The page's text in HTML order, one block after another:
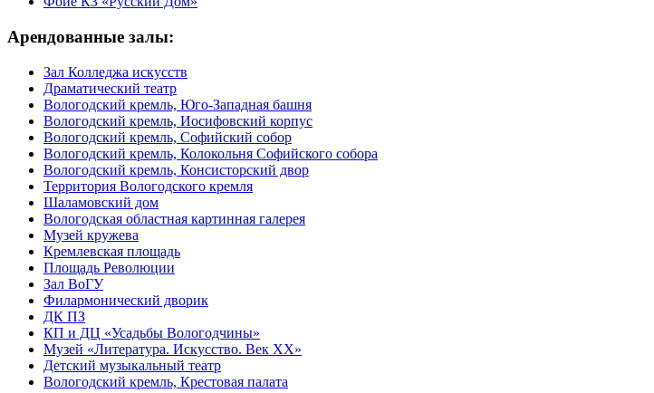
Арендованные залы:
Зал Колледжа искусств
Драматический театр
Вологодский кремль, Юго-Западная башня
Вологодский кремль, Иосифовский корпус
Вологодский кремль, Софийский собор
Вологодский кремль, Колокольня Софийского собора
Вологодский кремль, Консисторский двор
Территория Вологодского кремля
Шаламовский дом
Вологодская областная картинная галерея
Музей кружева
Кремлевская площадь
Площадь Революции
Зал ВоГУ
Филармонический дворик
ДК ПЗ
КП и ДЦ «Усадьбы Вологодчины»
Музей «Литература. Искусство. Век ХХ»
Детский музыкальный театр
Вологодский кремль, Крестовая палата